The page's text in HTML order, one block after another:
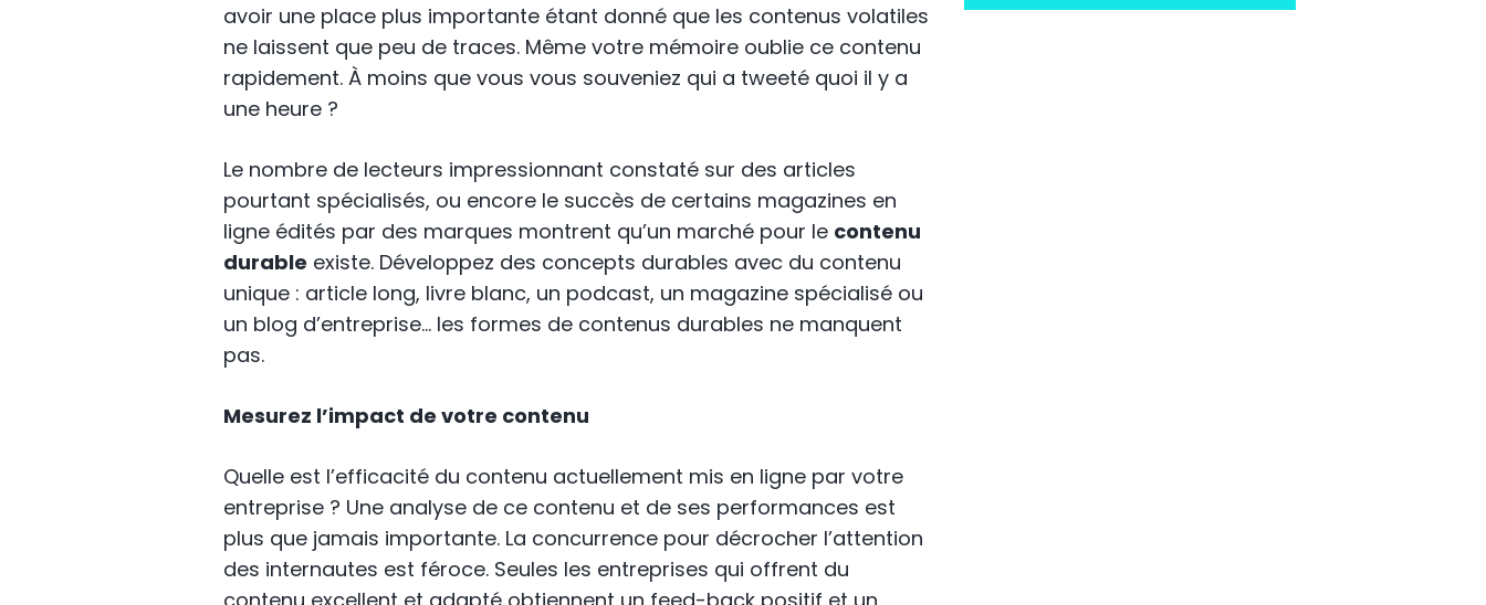
avoir une place plus importante étant donné que les contenus volatiles
ne laissent que peu de traces. Même votre mémoire oublie ce contenu
rapidement. À moins que vous vous souveniez qui a tweeté quoi il y a
une heure ?
Le nombre de lecteurs impressionnant constaté sur des articles
pourtant spécialisés, ou encore le succès de certains magazines en
ligne édités par des marques montrent qu’un marché pour le contenu
durable existe. Développez des concepts durables avec du contenu
unique : article long, livre blanc, un podcast, un magazine spécialisé ou
un blog d’entreprise… les formes de contenus durables ne manquent
pas.
Mesurez l’impact de votre contenu
Quelle est l’efficacité du contenu actuellement mis en ligne par votre
entreprise ? Une analyse de ce contenu et de ses performances est
plus que jamais importante. La concurrence pour décrocher l’attention
des internautes est féroce. Seules les entreprises qui offrent du